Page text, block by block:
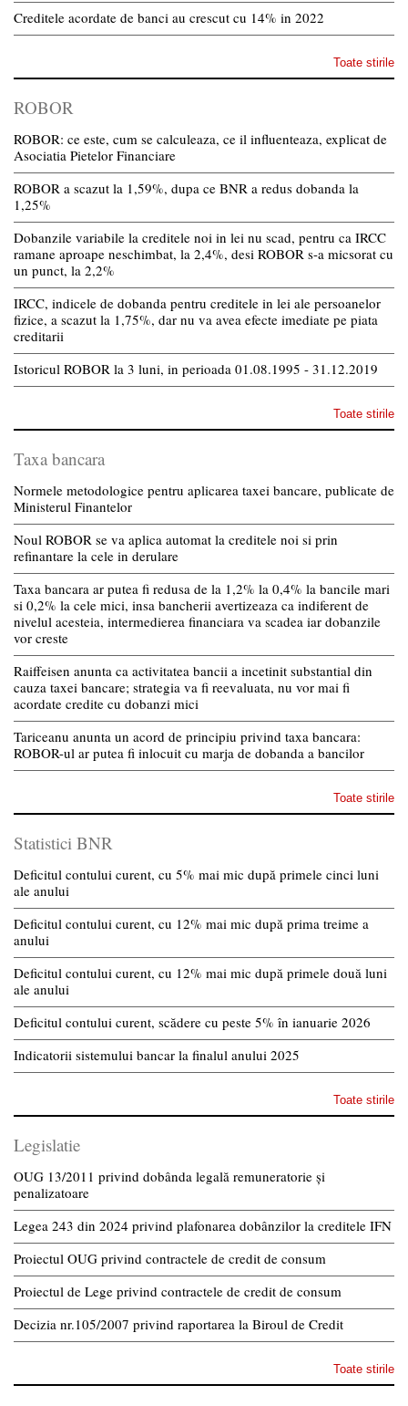
Creditele acordate de banci au crescut cu 14% in 2022
Toate stirile
ROBOR
ROBOR: ce este, cum se calculeaza, ce il influenteaza, explicat de
Asociatia Pietelor Financiare
ROBOR a scazut la 1,59%, dupa ce BNR a redus dobanda la
1,25%
Dobanzile variabile la creditele noi in lei nu scad, pentru ca IRCC
ramane aproape neschimbat, la 2,4%, desi ROBOR s-a micsorat cu
un punct, la 2,2%
IRCC, indicele de dobanda pentru creditele in lei ale persoanelor
fizice, a scazut la 1,75%, dar nu va avea efecte imediate pe piata
creditarii
Istoricul ROBOR la 3 luni, in perioada 01.08.1995 - 31.12.2019
Toate stirile
Taxa bancara
Normele metodologice pentru aplicarea taxei bancare, publicate de
Ministerul Finantelor
Noul ROBOR se va aplica automat la creditele noi si prin
refinantare la cele in derulare
Taxa bancara ar putea fi redusa de la 1,2% la 0,4% la bancile mari
si 0,2% la cele mici, insa bancherii avertizeaza ca indiferent de
nivelul acesteia, intermedierea financiara va scadea iar dobanzile
vor creste
Raiffeisen anunta ca activitatea bancii a incetinit substantial din
cauza taxei bancare; strategia va fi reevaluata, nu vor mai fi
acordate credite cu dobanzi mici
Tariceanu anunta un acord de principiu privind taxa bancara:
ROBOR-ul ar putea fi inlocuit cu marja de dobanda a bancilor
Toate stirile
Statistici BNR
Deficitul contului curent, cu 5% mai mic după primele cinci luni
ale anului
Deficitul contului curent, cu 12% mai mic după prima treime a
anului
Deficitul contului curent, cu 12% mai mic după primele două luni
ale anului
Deficitul contului curent, scădere cu peste 5% în ianuarie 2026
Indicatorii sistemului bancar la finalul anului 2025
Toate stirile
Legislatie
OUG 13/2011 privind dobânda legală remuneratorie și
penalizatoare
Legea 243 din 2024 privind plafonarea dobânzilor la creditele IFN
Proiectul OUG privind contractele de credit de consum
Proiectul de Lege privind contractele de credit de consum
Decizia nr.105/2007 privind raportarea la Biroul de Credit
Toate stirile